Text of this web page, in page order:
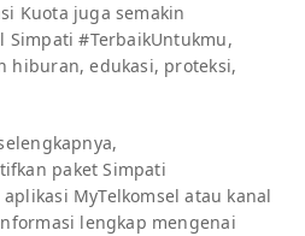
Kuota juga semakin
#TerbaikUntukmu,
hiburan, edukasi, proteksi,
paket Simpati
MyTelkomsel atau kanal
lengkap mengenai